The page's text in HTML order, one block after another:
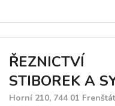
ŘEZNICTVÍ
STIBOREK A
Horní 210, 744 01